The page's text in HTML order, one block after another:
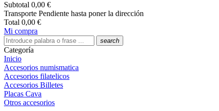
Subtotal 0,00 €
Transporte Pendiente hasta poner la dirección
Total 0,00 €
Mi compra
search
Categoría
Inicio
Accesorios numismatica
Accesorios filatelicos
Accesorios Billetes
Placas Cava
Otros accesorios